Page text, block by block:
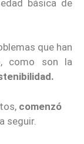
básica de
que han
como son la
comenzó
seguir.